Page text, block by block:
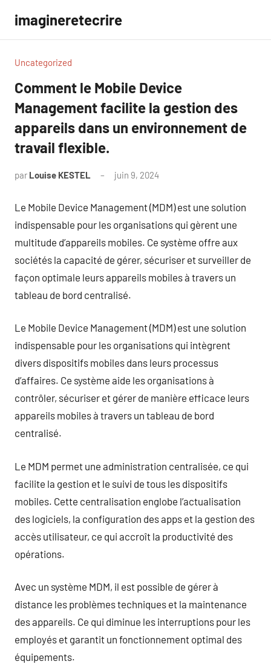
contenu
imagineretecrire
Uncategorized
Comment le Mobile Device
Management facilite la gestion des
appareils dans un environnement de
travail flexible.
par Louise KESTEL juin 9, 2024
Le Mobile Device Management (MDM) est une solution
indispensable pour les organisations qui gèrent une
multitude d’appareils mobiles. Ce système offre aux
sociétés la capacité de gérer, sécuriser et surveiller de
façon optimale leurs appareils mobiles à travers un
tableau de bord centralisé.
Le Mobile Device Management (MDM) est une solution
indispensable pour les organisations qui intègrent
divers dispositifs mobiles dans leurs processus
d’affaires. Ce système aide les organisations à
contrôler, sécuriser et gérer de manière efficace leurs
appareils mobiles à travers un tableau de bord
centralisé.
Le MDM permet une administration centralisée, ce qui
facilite la gestion et le suivi de tous les dispositifs
mobiles. Cette centralisation englobe l’actualisation
des logiciels, la configuration des apps et la gestion des
accès utilisateur, ce qui accroît la productivité des
opérations.
Avec un système MDM, il est possible de gérer à
distance les problèmes techniques et la maintenance
des appareils. Ce qui diminue les interruptions pour les
employés et garantit un fonctionnement optimal des
équipements.